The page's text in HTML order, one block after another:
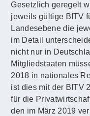
Gesetzlich geregelt
jeweils gültige BITV
Landesebene die
im Detail
nicht nur in
Mitgliedstaaten
2018 in nationales
ist dies mit der BITV
für die
den im März 2019